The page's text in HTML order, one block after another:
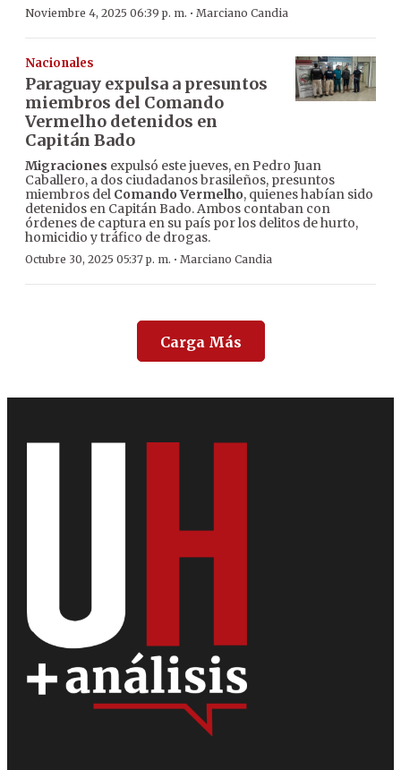
Noviembre 4, 2025 06:39 p. m. · Marciano Candia
Nacionales
Paraguay expulsa a presuntos
miembros del Comando
Vermelho detenidos en
Capitán Bado
Migraciones expulsó este jueves, en Pedro Juan
Caballero, a dos ciudadanos brasileños, presuntos
miembros del Comando Vermelho, quienes habían sido
detenidos en Capitán Bado. Ambos contaban con
órdenes de captura en su país por los delitos de hurto,
homicidio y tráfico de drogas.
Octubre 30, 2025 05:37 p. m. · Marciano Candia
Carga Más